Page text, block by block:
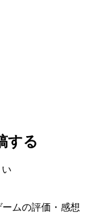
する
ームの評価・感想